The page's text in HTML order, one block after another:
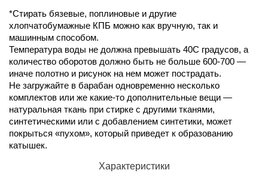
*Стирать бязевые, поплиновые и другие
хлопчатобумажные КПБ можно как вручную, так и
машинным способом.
Температура воды не должна превышать 40С градусов, а
количество оборотов должно быть не больше 600-700 —
иначе полотно и рисунок на нем может пострадать.
Не загружайте в барабан одновременно несколько
комплектов или же какие-то дополнительные вещи —
натуральная ткань при стирке с другими тканями,
синтетическими или с добавлением синтетики, может
покрыться «пухом», который приведет к образованию
катышек.
Характеристики